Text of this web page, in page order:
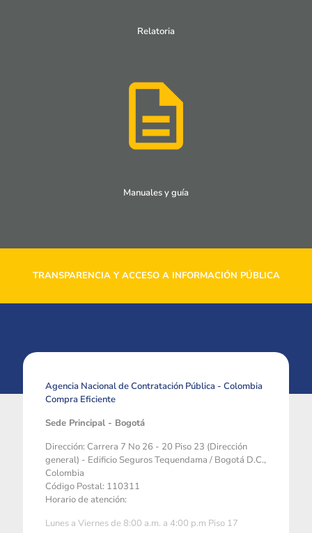
Relatoria
Manuales y guía
TRANSPARENCIA Y ACCESO A INFORMACIÓN PÚBLICA
Agencia Nacional de Contratación Pública - Colombia
Compra Eficiente
Sede Principal - Bogotá
Dirección: Carrera 7 No 26 - 20 Piso 23 (Dirección
general) - Edificio Seguros Tequendama / Bogotá D.C.,
Colombia
Código Postal: 110311
Horario de atención:
Lunes a Viernes de 8:00 a.m. a 4:00 p.m Piso 17